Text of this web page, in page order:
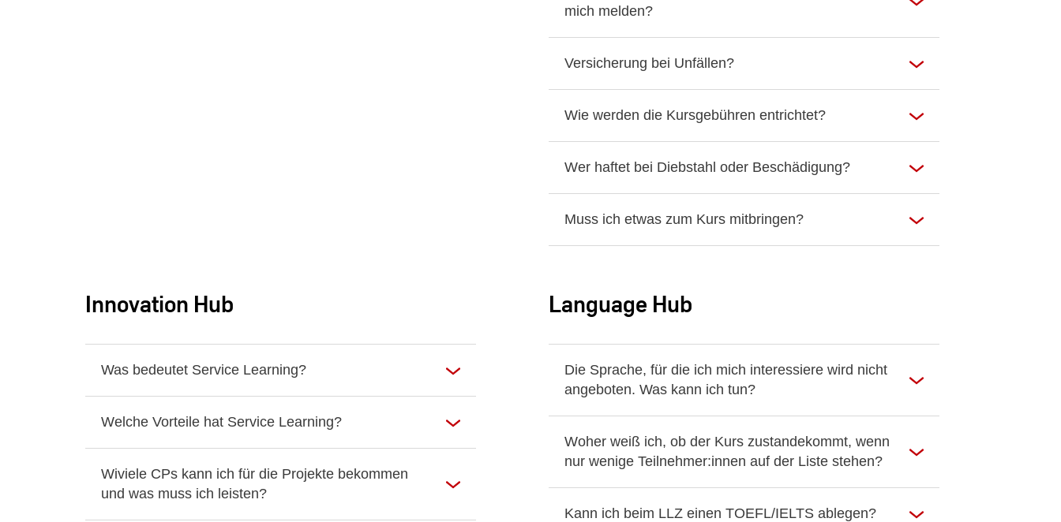
mich melden?
Versicherung bei Unfällen?
Wie werden die Kursgebühren entrichtet?
Wer haftet bei Diebstahl oder Beschädigung?
Muss ich etwas zum Kurs mitbringen?
Innovation Hub
Was bedeutet Service Learning?
Welche Vorteile hat Service Learning?
Wiviele CPs kann ich für die Projekte bekommen
und was muss ich leisten?
Language Hub
Die Sprache, für die ich mich interessiere wird nicht
angeboten. Was kann ich tun?
Woher weiß ich, ob der Kurs zustandekommt, wenn
nur wenige Teilnehmer:innen auf der Liste stehen?
Kann ich beim LLZ einen TOEFL/IELTS ablegen?